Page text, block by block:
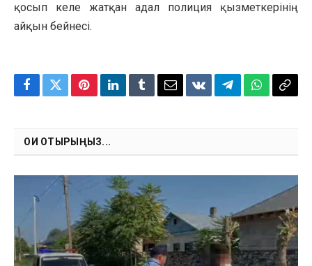
қосып келе жатқан адал полиция қызметкерінің
айқын бейнесі.
Facebook
TwitterPinterestLinkedInTumblrEmailVKontakte
TelegramWhatsApp
Copy
ОҚИ ОТЫРЫҢЫЗ...